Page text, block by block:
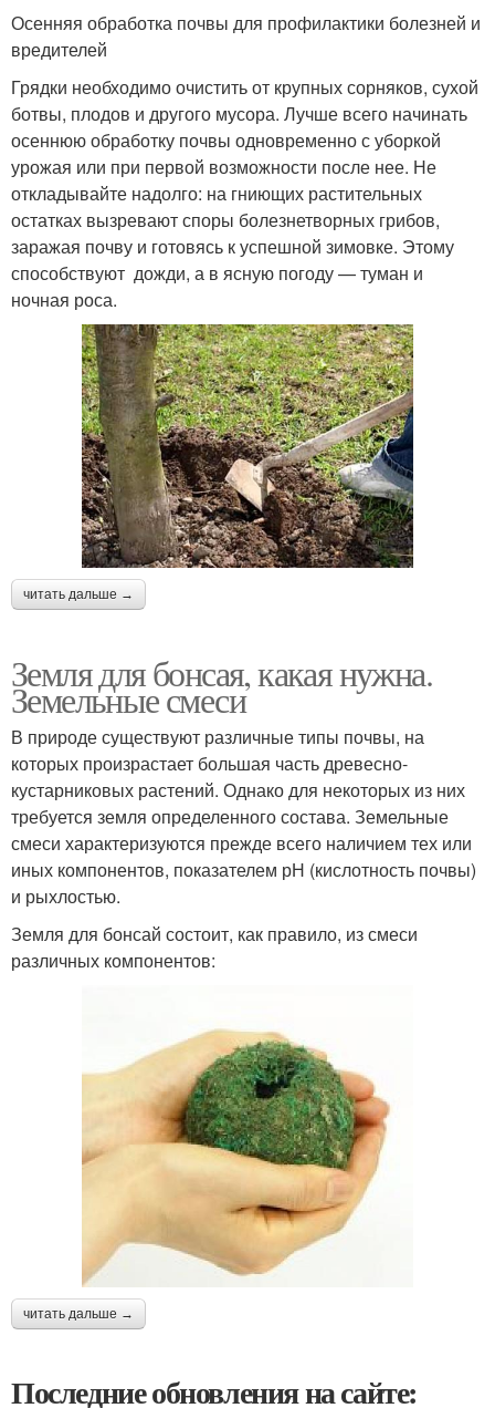
Осенняя обработка почвы для профилактики болезней и
вредителей
Грядки необходимо очистить от крупных сорняков, сухой
ботвы, плодов и другого мусора. Лучше всего начинать
осеннюю обработку почвы одновременно с уборкой
урожая или при первой возможности после нее. Не
откладывайте надолго: на гниющих растительных
остатках вызревают споры болезнетворных грибов,
заражая почву и готовясь к успешной зимовке. Этому
способствуют дожди, а в ясную погоду — туман и
ночная роса.
читать дальше →
Земля для бонсая, какая нужна.
Земельные смеси
В природе существуют различные типы почвы, на
которых произрастает большая часть древесно-
кустарниковых растений. Однако для некоторых из них
требуется земля определенного состава. Земельные
смеси характеризуются прежде всего наличием тех или
иных компонентов, показателем рН (кислотность почвы)
и рыхлостью.
Земля для бонсай состоит, как правило, из смеси
различных компонентов:
читать дальше →
Последние обновления на сайте: